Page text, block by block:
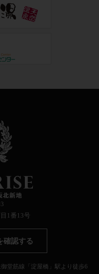
1番13号
確認する
堂筋線「淀屋橋」駅より徒歩6